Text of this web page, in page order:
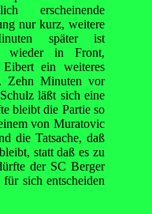
erscheinende
nur kurz, weitere
später ist
wieder in Front,
Eibert ein weiteres
Zehn Minuten vor
läßt sich eine
bleibt die Partie so
von Muratovic
die Tatsache, daß
statt daß es zu
der SC Berger
sich entscheiden